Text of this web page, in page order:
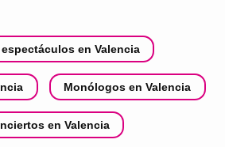
en Valencia
Monólogos en Valencia
en Valencia